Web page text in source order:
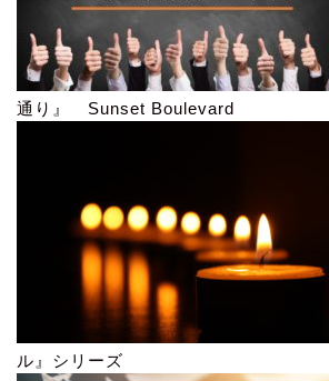
通り』 Sunset Boulevard
ル』シリーズ